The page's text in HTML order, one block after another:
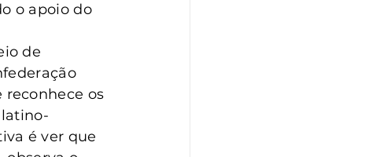
o apoio do
de
reconhece os
é ver que